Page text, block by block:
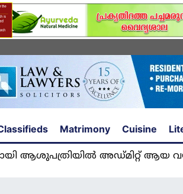
Matrimony Cuisine
അഡ്മിറ്റ് ആയ